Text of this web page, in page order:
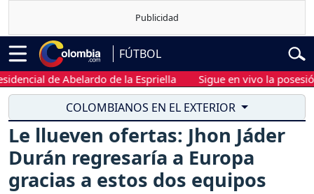
FÚTBOL
de Abelardo de la Espriella Sigue en vivo la posesión
COLOMBIANOS EN EL EXTERIOR
Le llueven ofertas: Jhon Jáder
Durán regresaría a Europa
gracias a estos dos equipos